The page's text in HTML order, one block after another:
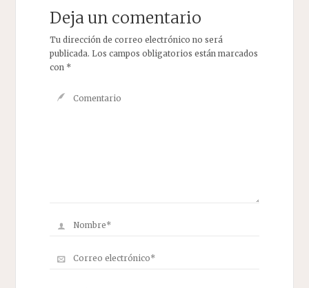
Deja un comentario
Tu dirección de correo electrónico no será
publicada. Los campos obligatorios están marcados
con *